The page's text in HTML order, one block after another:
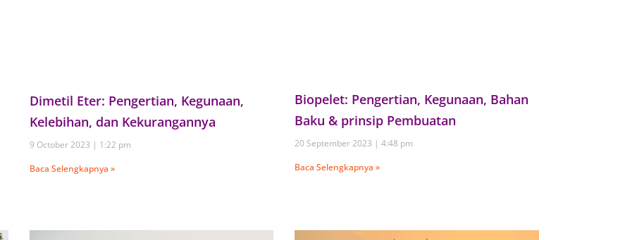
Dimetil Eter: Pengertian, Kegunaan,
Kelebihan, dan Kekurangannya
9 October 2023
1:22 pm
Baca Selengkapnya »
Biopelet: Pengertian, Kegunaan, Bahan
Baku & prinsip Pembuatan
20 September 2023
4:48 pm
Baca Selengkapnya »